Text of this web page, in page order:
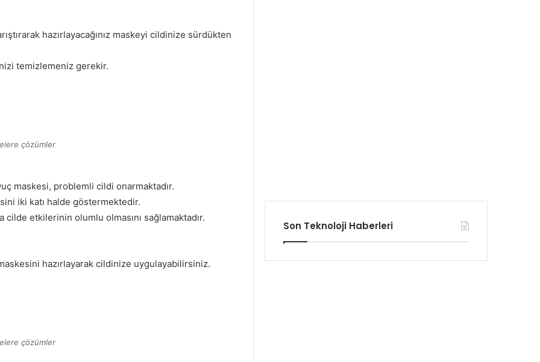
hazırlayacağınız maskeyi cildinize sürdükten
temizlemeniz gerekir.
çözümler
maskesi, problemli cildi onarmaktadır.
iki katı halde göstermektedir.
cilde etkilerinin olumlu olmasını sağlamaktadır.
hazırlayarak cildinize uygulayabilirsiniz.
çözümler
Son Teknoloji Haberleri